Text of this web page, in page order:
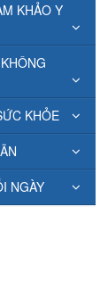
KHẢO Y
KHỎE
NGÀY